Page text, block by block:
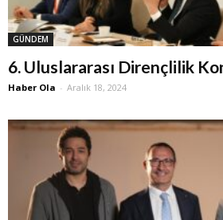
GÜNDEM
6. Uluslararası Dirençlilik
Haber Ola - Aralık 18, 2024